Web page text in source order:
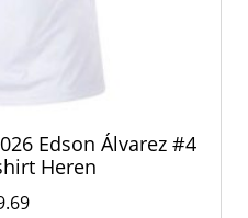
Edson Álvarez #4
Heren